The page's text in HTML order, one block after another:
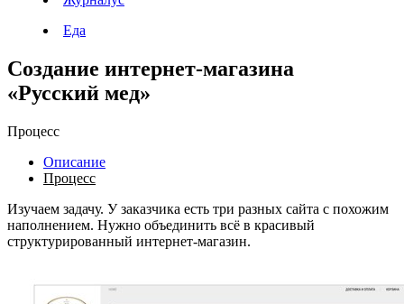
Еда
Создание интернет-магазина
«Русский мед»
Процесс
Описание
Процесс
Изучаем задачу. У заказчика есть три разных сайта с похожим
наполнением. Нужно объединить всё в красивый
структурированный интернет-магазин.